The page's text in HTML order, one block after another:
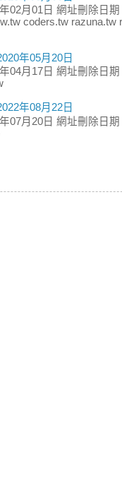
02月01日 網址刪除日
coders.tw razuna.tw
年05月20日
04月17日 網址刪除日
年08月22日
07月20日 網址刪除日